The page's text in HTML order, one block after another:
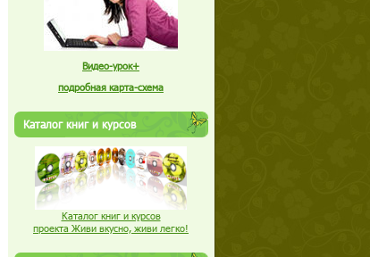
Видео-урок+
подробная карта-схема
Каталог книг и курсов
Каталог книг и курсов
проекта Живи вкусно, живи легко!